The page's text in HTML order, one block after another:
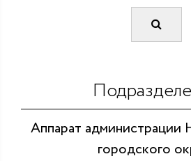
Аппарат администрации
городского